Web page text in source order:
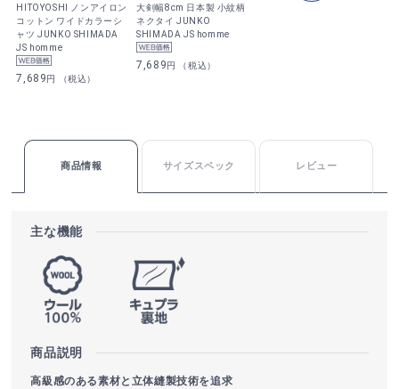
HITOYOSHI ノンアイロン
コットン ワイドカラーシ
ャツ JUNKO SHIMADA
JS homme
7,689円 （税込）
大剣幅8cm 日本製 小紋柄
ネクタイ JUNKO
SHIMADA JS homme
7,689円 （税込）
商品情報 サイズスペック レビュー
主な機能
商品説明
高級感のある素材と立体縫製技術を追求